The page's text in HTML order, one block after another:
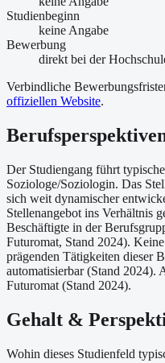
Studienbeginn
keine Angabe
Bewerbung
direkt bei der
Verbindliche
offiziellen Website.
Der Studiengang führt
Soziologe/Soziologin. Das
sich weit dynamischer
Stellenangebot ins Verhältnis
Beschäftigte in der
Futuromat, Stand 2024).
prägenden Tätigkeiten dieser
automatisierbar (Stand 2024).
Futuromat (Stand 2024).
Gehalt &
Wohin dieses Studienfeld